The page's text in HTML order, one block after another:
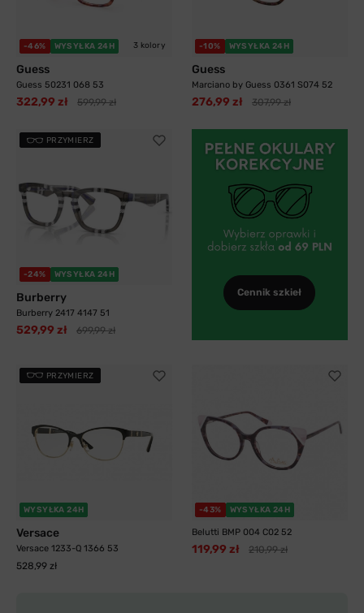
-46% WYSYŁKA 24H 3 kolory
Guess
Guess 50231 068 53
322,99 zł 599,99 zł
-10% WYSYŁKA 24H
Guess
Marciano by Guess 0361 S074 52
276,99 zł 307,99 zł
PRZYMIERZ
-24% WYSYŁKA 24H
Burberry
Burberry 2417 4147 51
529,99 zł 699,99 zł
Cennik szkieł
PRZYMIERZ
WYSYŁKA 24H
Versace
Versace 1233-Q 1366 53
528,99 zł
-43% WYSYŁKA 24H
Belutti BMP 004 C02 52
119,99 zł 210,99 zł